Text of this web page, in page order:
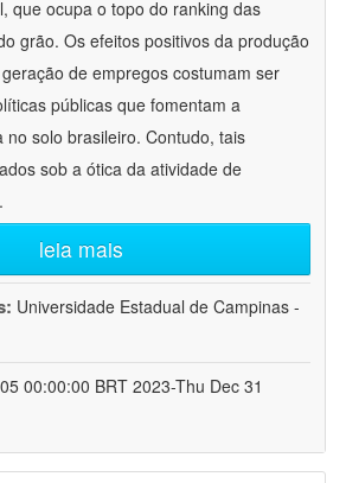
que ocupa o topo do ranking das
grão. Os efeitos positivos da produção
de empregos costumam ser
públicas que fomentam a
no solo brasileiro. Contudo, tais
sob a ótica da atividade de
leia mais
Universidade Estadual de Campinas -
00:00:00 BRT 2023-Thu Dec 31